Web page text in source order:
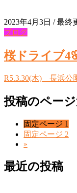
2023年4月3日 / 最終
ブログ
桜ドライブ
R5.3.30(木) 長浜公
投稿のページ
固定ページ 1
固定ページ 2
»
最近の投稿